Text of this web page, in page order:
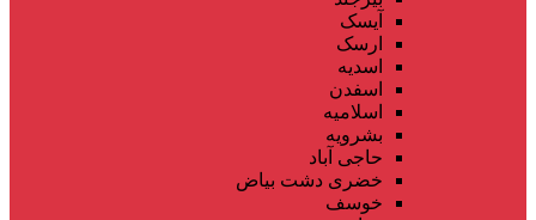
آیسک
ارسک
اسدیه
اسفدن
اسلامیه
بشرویه
حاجی آباد
خضری دشت بیاض
خوسف